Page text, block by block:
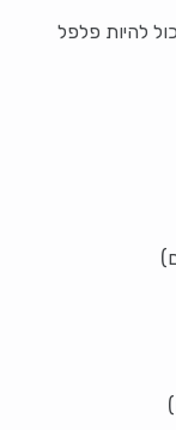
להיות פלפל